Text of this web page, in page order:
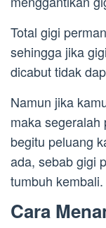
Total gigi
sehingga jika
dicabut tidak
Namun jika
maka segeralah
begitu peluang
ada, sebab gigi
tumbuh kembali.
Cara